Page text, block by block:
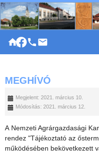
|
MEGHÍVÓ
Megjelent: 2021. március 10.
Módosítás: 2021. március 12.
A Nemzeti Agrárgazdasági
rendez "Tájékoztató az
működésében bekövetkezett